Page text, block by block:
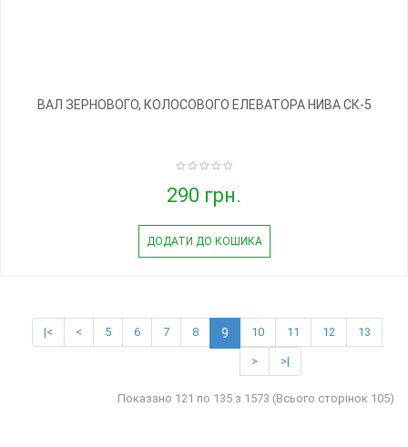
ВАЛ ЗЕРНОВОГО, КОЛОСОВОГО ЕЛЕВАТОРА НИВА СК-5
290 грн.
ДОДАТИ ДО КОШИКА
|< < 5 6 7 8 9 10 11 12 13
> >|
Показано 121 по 135 з 1573 (Всього сторінок 105)